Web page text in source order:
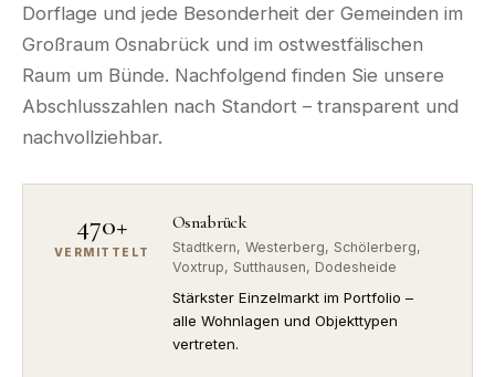
Dorflage und jede Besonderheit der Gemeinden im
Großraum Osnabrück und im ostwestfälischen
Raum um Bünde. Nachfolgend finden Sie unsere
Abschlusszahlen nach Standort – transparent und
nachvollziehbar.
470+
VERMITTELT
Osnabrück
Stadtkern, Westerberg, Schölerberg,
Voxtrup, Sutthausen, Dodesheide
Stärkster Einzelmarkt im Portfolio –
alle Wohnlagen und Objekttypen
vertreten.